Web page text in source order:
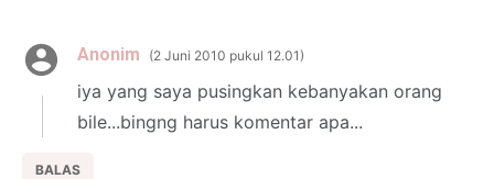
Anonim 2 Juni 2010 pukul 12.01
iya yang saya pusingkan kebanyakan orang
bile...bingng harus komentar apa...
BALAS